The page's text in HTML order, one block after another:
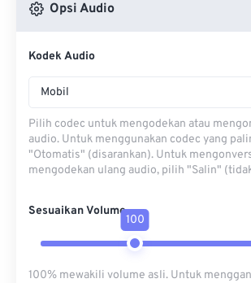
Opsi Audio
Kodek Audio
Mobil
Pilih codec untuk mengodekan atau
audio. Untuk menggunakan codec yang
"Otomatis" (disarankan). Untuk
mengodekan ulang audio, pilih "Salin"
Sesuaikan Volume
100
100% mewakili volume asli. Untuk